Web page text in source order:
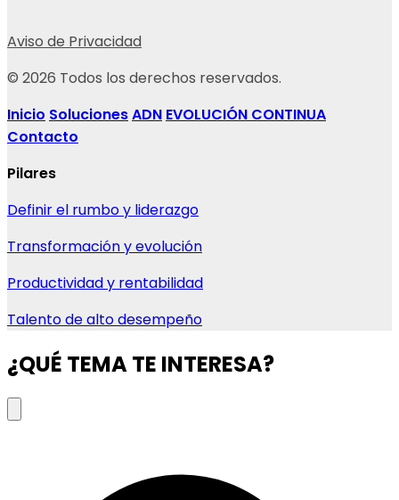
Aviso de Privacidad
© 2026 Todos los derechos reservados.
Inicio SolucionesADN EVOLUCIÓN CONTINUA
Contacto
Pilares
Definir el rumbo y liderazgo
Transformación y evolución
Productividad y rentabilidad
Talento de alto desempeño
¿QUÉ TEMA TE INTERESA?